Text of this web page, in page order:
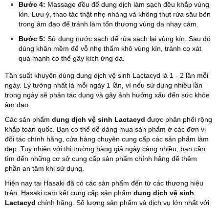
Bước 4: Massage đều để dung dịch làm sạch đều khắp vùng
kín. Lưu ý, thao tác thật nhẹ nhàng và không thụt rửa sâu bên
trong âm đạo để tránh làm tổn thương vùng da nhạy cảm.
Bước 5: Sử dụng nước sạch để rửa sạch lại vùng kín. Sau đó
dùng khăn mềm để vỗ nhẹ thấm khô vùng kín, tránh cọ xát
quá mạnh có thể gây kích ứng da.
Tần suất khuyên dùng dung dịch vệ sinh Lactacyd là 1 - 2 lần mỗi
ngày. Lý tưởng nhất là mỗi ngày 1 lần, vì nếu sử dụng nhiều lần
trong ngày sẽ phản tác dụng và gây ảnh hưởng xấu đến sức khỏe
âm đạo.
Các sản phẩm dung dịch vệ sinh Lactacyd được phân phối rộng
khắp toàn quốc. Bạn có thể dễ dàng mua sản phẩm ở các đơn vị
đối tác chính hãng, cửa hàng chuyên cung cấp các sản phẩm làm
đẹp. Tuy nhiên với thị trường hàng giả ngày càng nhiều, bạn cần
tìm đến những cơ sở cung cấp sản phẩm chính hãng để thêm
phần an tâm khi sử dụng.
Hiện nay tại Hasaki đã có các sản phẩm đến từ các thương hiệu
trên. Hasaki cam kết cung cấp sản phẩm dung dịch vệ sinh
Lactacyd chính hãng. Số lượng sản phẩm và dịch vụ lớn nhất với